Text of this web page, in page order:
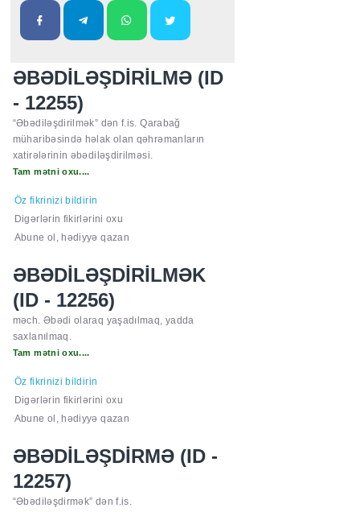
ƏBƏDİLƏŞDİRİLMƏ (ID
- 12255)
“Əbədiləşdirilmək” dən f.is. Qarabağ
müharibəsində həlak olan qəhrəmanların
xatirələrinin əbədiləşdirilməsi.
Tam mətni oxu....
Öz fikrinizi bildirin
Digərlərin fikirlərini oxu
Abune ol, hədiyyə qazan
ƏBƏDİLƏŞDİRİLMƏK
(ID - 12256)
məch. Əbədi olaraq yaşadılmaq, yadda
saxlanılmaq.
Tam mətni oxu....
Öz fikrinizi bildirin
Digərlərin fikirlərini oxu
Abune ol, hədiyyə qazan
ƏBƏDİLƏŞDİRMƏ (ID -
12257)
“Əbədiləşdirmək” dən f.is.